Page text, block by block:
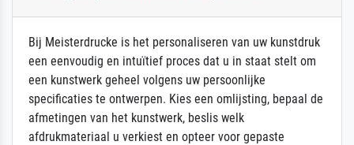
Bij Meisterdrucke is het personaliseren van uw kunstdruk
een eenvoudig en intuïtief proces dat u in staat stelt om
een kunstwerk geheel volgens uw persoonlijke
specificaties te ontwerpen. Kies een omlijsting, bepaal de
afmetingen van het kunstwerk, beslis welk
afdrukmateriaal u verkiest en opteer voor gepaste